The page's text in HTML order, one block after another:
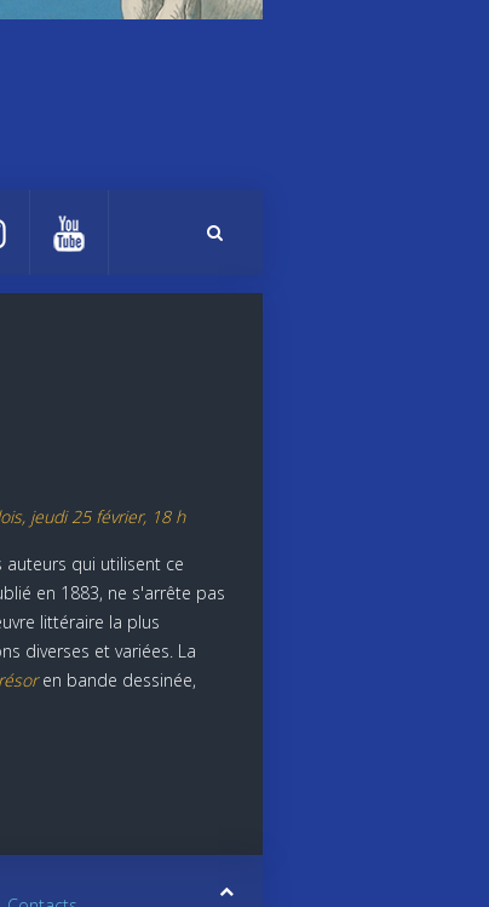
jeudi 25 février, 18 h
qui utilisent ce
en 1883, ne s'arrête pas
littéraire la plus
diverses et variées. La
en bande dessinée,